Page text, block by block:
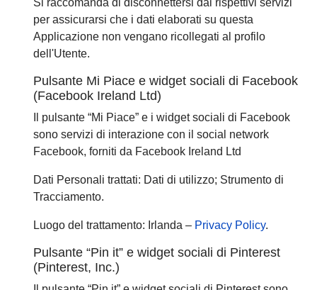
Si raccomanda di disconnettersi dai rispettivi servizi
per assicurarsi che i dati elaborati su questa
Applicazione non vengano ricollegati al profilo
dell'Utente.
Pulsante Mi Piace e widget sociali di Facebook
(Facebook Ireland Ltd)
Il pulsante “Mi Piace” e i widget sociali di Facebook
sono servizi di interazione con il social network
Facebook, forniti da Facebook Ireland Ltd
Dati Personali trattati: Dati di utilizzo; Strumento di
Tracciamento.
Luogo del trattamento: Irlanda – Privacy Policy.
Pulsante “Pin it” e widget sociali di Pinterest
(Pinterest, Inc.)